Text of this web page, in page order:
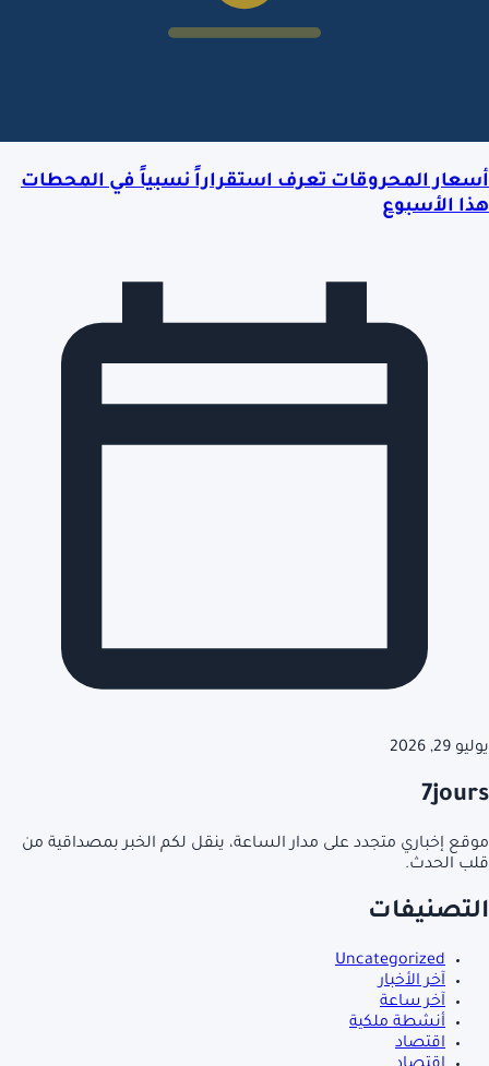
أسعار المحروقات تعرف استقراراً نسبياً في المحطات
هذا الأسبوع
يوليو 29, 2026
7jours
موقع إخباري متجدد على مدار الساعة، ينقل لكم الخبر بمصداقية من
قلب الحدث.
التصنيفات
Uncategorized
آخر الأخبار
آخر ساعة
أنشطة ملكية
اقتصاد